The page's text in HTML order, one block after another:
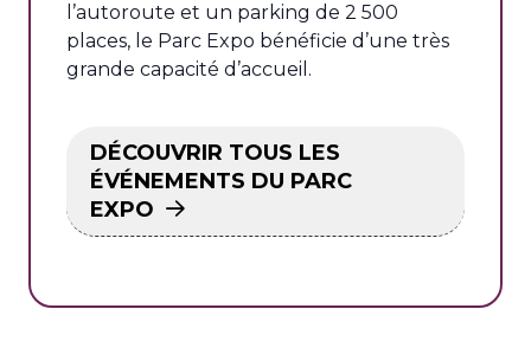
l’autoroute et un parking de 2 500
places, le Parc Expo bénéficie d’une très
grande capacité d’accueil.
DÉCOUVRIR TOUS LES
ÉVÉNEMENTS DU PARC
EXPO